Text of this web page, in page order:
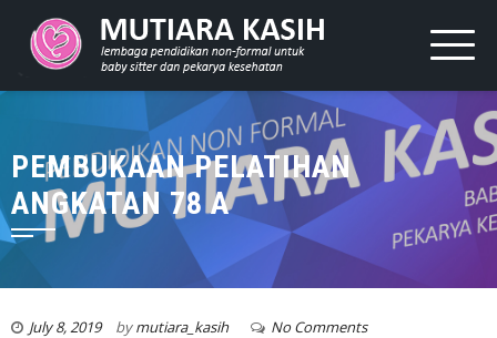
PEMBUKAAN PELATIHAN
ANGKATAN 78 A
July 8, 2019 bymutiara_kasih No Comments